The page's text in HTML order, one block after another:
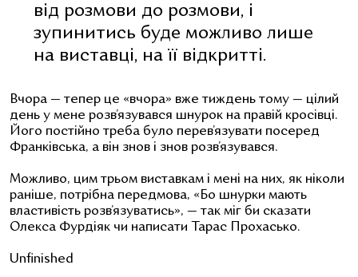
від розмови до розмови, і
зупинитись буде можливо лише
на виставці, на її відкритті.
Вчора — тепер це «вчора» вже тиждень тому — цілий
день у мене розв’язувався шнурок на правій кросівці.
Його постійно треба було перев’язувати посеред
Франківська, а він знов і знов розв’язувався.
Можливо, цим трьом виставкам і мені на них, як ніколи
раніше, потрібна передмова, «Бо шнурки мають
властивість розв’язуватись», — так міг би сказати
Олекса Фурдіяк чи написати Тарас Прохасько.
Unfinished